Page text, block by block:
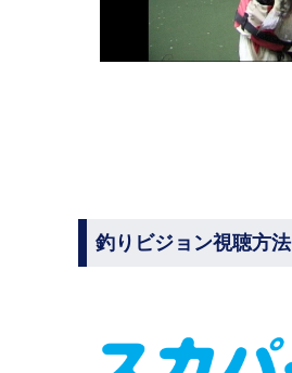
釣りビジョン視聴方法